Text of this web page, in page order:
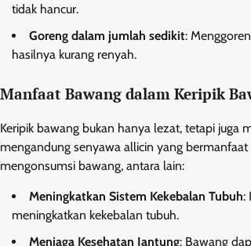
tidak hancur.
Goreng dalam jumlah sedikit:
hasilnya kurang renyah.
Manfaat Bawang dalam Keripik
Keripik bawang bukan hanya lezat, tetapi juga
mengandung senyawa allicin yang
mengonsumsi bawang, antara lain:
Meningkatkan Sistem Kekebalan Tubuh:
meningkatkan kekebalan tubuh.
Menjaga Kesehatan Jantung: Bawang